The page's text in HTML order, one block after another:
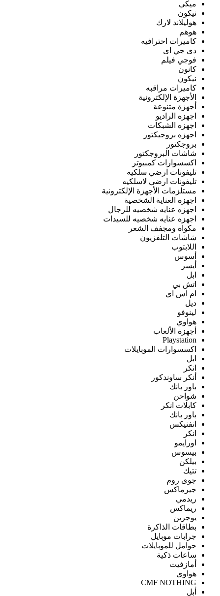
ميكي
نيكون
هوليلاند لارك
هوهم
كاميرات احترافيه
دى جي اى
فوجي فيلم
كانون
نيكون
كاميرات مراقبه
الأجهزة الإلكترونية
أجهزة متنوعة
اجهزه الراديو
اجهزه الشبكات
اجهزه بروجيكتور
بروجكتور
شاشات البروجكتور
اكسسوارات كمبيوتر
تليفونات ارضي سلكيه
تليفونات ارضي لاسلكيه
مستلزمات الأجهزة الإلكترونية
اجهزة العناية الشخصية
اجهزه عنايه شخصيه للرجال
اجهزه عنايه شخصيه للسيدات
مكواة ومجفف الشعر
شاشات التلفزيون
اللابتوب
أسوس
أيسر
ابل
اتش بي
ام اس اي
ديل
لينوفو
هواوي
أجهزة الألعاب
Playstation
اكسسوارات الموبايلات
ابل
انكر
أنكر ساوندكور
باور بانك
شواحن
كابلات انكر
باور بانك
انفنيكس
انكر
اورايمو
بيسوس
بيلكن
تتيك
جوى روم
جيرماكس
ريدمي
ريماكس
يوجرين
بطاقات الذاكرة
جرابات موبايل
حوامل للموبايلات
ساعات ذكية
أمازفيت
هواوى
CMF NOTHING
أبل